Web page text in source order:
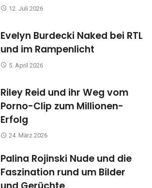
12. Juli 2026
Evelyn Burdecki Naked bei RTL
und im Rampenlicht
5. April 2026
Riley Reid und ihr Weg vom
Porno-Clip zum Millionen-
Erfolg
24. März 2026
Palina Rojinski Nude und die
Faszination rund um Bilder